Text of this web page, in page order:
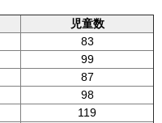
児童数
83
99
87
98
119